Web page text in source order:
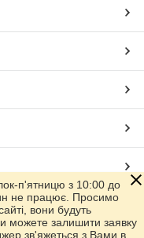
п'ятницю з 10:00 до
не працює. Просимо
вони будуть
можете залишити заявку
зв'яжеться з Вами в